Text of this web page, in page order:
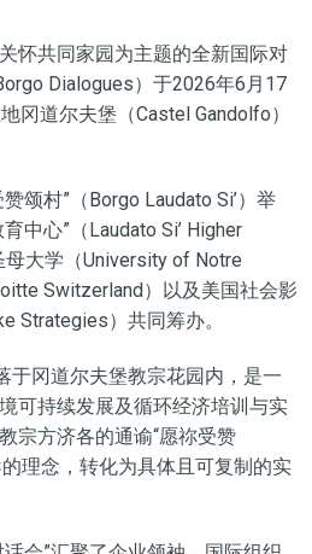
怀共同家园为主题的全新国际对
Dialogues）于2026年6月17
冈道尔夫堡（Castel Gandolfo）
颂村”（Borgo Laudato Si’）举
中心”（Laudato Si’ Higher
母大学（University of Notre
Switzerland）以及美国社会影
Strategies）共同筹办。
于冈道尔夫堡教宗花园内，是一
可持续发展及循环经济培训与实
宗方济各的通谕“愿祢受赞
理念，转化为具体且可复制的实